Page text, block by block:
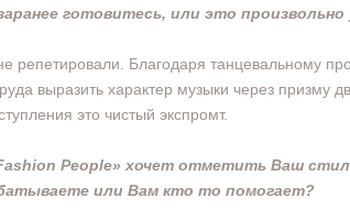
готовитесь, или это
репетировали. Благодаря танцевальному
выразить характер музыки через призму
это чистый экспромт.
People» хочет отметить Ваш
или Вам кто то помогает?